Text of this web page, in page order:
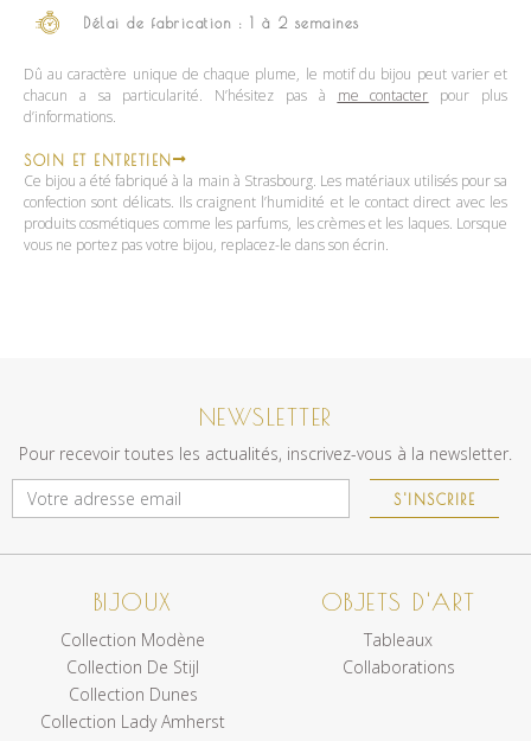
Délai de fabrication : 1 à 2 semaines
Dû au caractère unique de chaque plume, le motif du bijou peut varier et
chacun a sa particularité. N’hésitez pas à me contacter pour plus
d’informations.
SOIN ET ENTRETIEN
Ce bijou a été fabriqué à la main à Strasbourg. Les matériaux utilisés pour sa
confection sont délicats. Ils craignent l’humidité et le contact direct avec les
produits cosmétiques comme les parfums, les crèmes et les laques. Lorsque
vous ne portez pas votre bijou, replacez-le dans son écrin.
NEWSLETTER
Pour recevoir toutes les actualités, inscrivez-vous à la newsletter.
S'INSCRIRE
BIJOUX
Collection Modène
Collection De Stijl
Collection Dunes
Collection Lady Amherst
OBJETS D'ART
Tableaux
Collaborations